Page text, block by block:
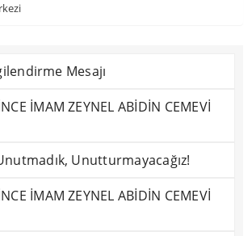
Mesajı
İMAM ZEYNEL ABİDİN CEMEVİ
Unutturmayacağız!
İMAM ZEYNEL ABİDİN CEMEVİ